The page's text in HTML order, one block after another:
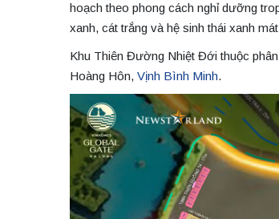
hoạch theo phong cách nghỉ dưỡng
xanh, cát trắng và hệ sinh thái xanh
Khu Thiên Đường Nhiệt Đới thuộc
Hoàng Hôn, Vịnh Bình Minh.